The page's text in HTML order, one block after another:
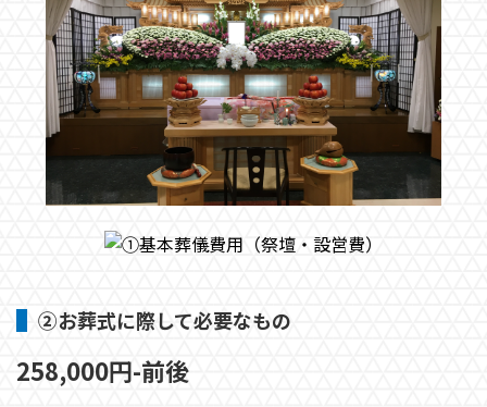
②お葬式に際して必要なもの
258,000円-前後